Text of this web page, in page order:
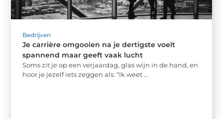
Bedrijven
Je carrière omgooien na je dertigste voelt
spannend maar geeft vaak lucht
Soms zit je op een verjaardag, glas wijn in de hand, en
hoor je jezelf iets zeggen als: “Ik weet ...